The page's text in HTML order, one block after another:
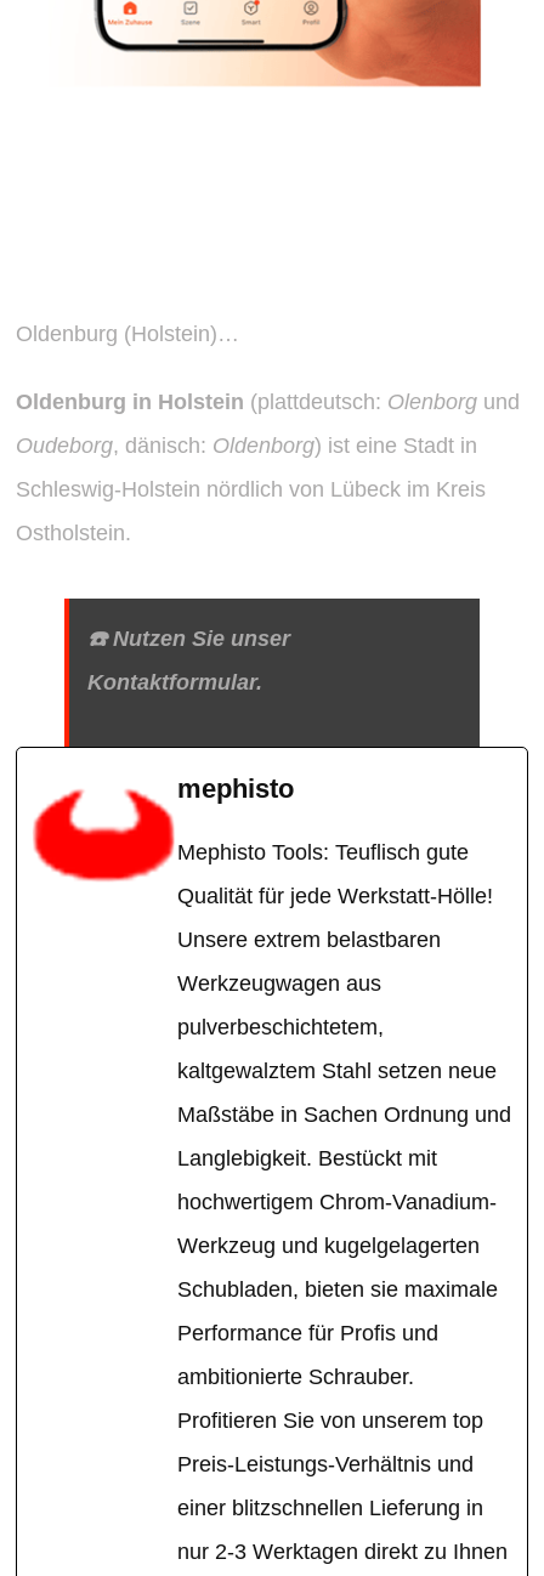
Oldenburg (Holstein)…
Oldenburg in Holstein (plattdeutsch: Olenborg und
Oudeborg, dänisch: Oldenborg) ist eine Stadt in
Schleswig-Holstein nördlich von Lübeck im Kreis
Ostholstein.
☎️ Nutzen Sie unser
Kontaktformular.
mephisto
Mephisto Tools: Teuflisch gute
Qualität für jede Werkstatt-Hölle!
Unsere extrem belastbaren
Werkzeugwagen aus
pulverbeschichtetem,
kaltgewalztem Stahl setzen neue
Maßstäbe in Sachen Ordnung und
Langlebigkeit. Bestückt mit
hochwertigem Chrom-Vanadium-
Werkzeug und kugelgelagerten
Schubladen, bieten sie maximale
Performance für Profis und
ambitionierte Schrauber.
Profitieren Sie von unserem top
Preis-Leistungs-Verhältnis und
einer blitzschnellen Lieferung in
nur 2-3 Werktagen direkt zu Ihnen